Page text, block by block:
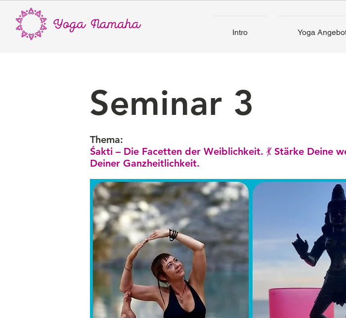
Intro Yoga
Seminar 3
Thema:
Śakti – Die Facetten der Weiblichkeit. 💃 Stärke Deine
Deiner Ganzheitlichkeit.